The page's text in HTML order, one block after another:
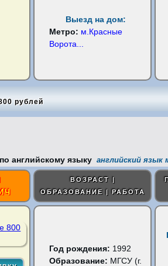
Выезд на дом:
Метро: м.Красные
Ворота
рублей
английский
ВОЗРАСТ |
ОБРАЗОВАНИЕ | РАБОТА
Год рождения: 1992
Образование: МГСУ (г.